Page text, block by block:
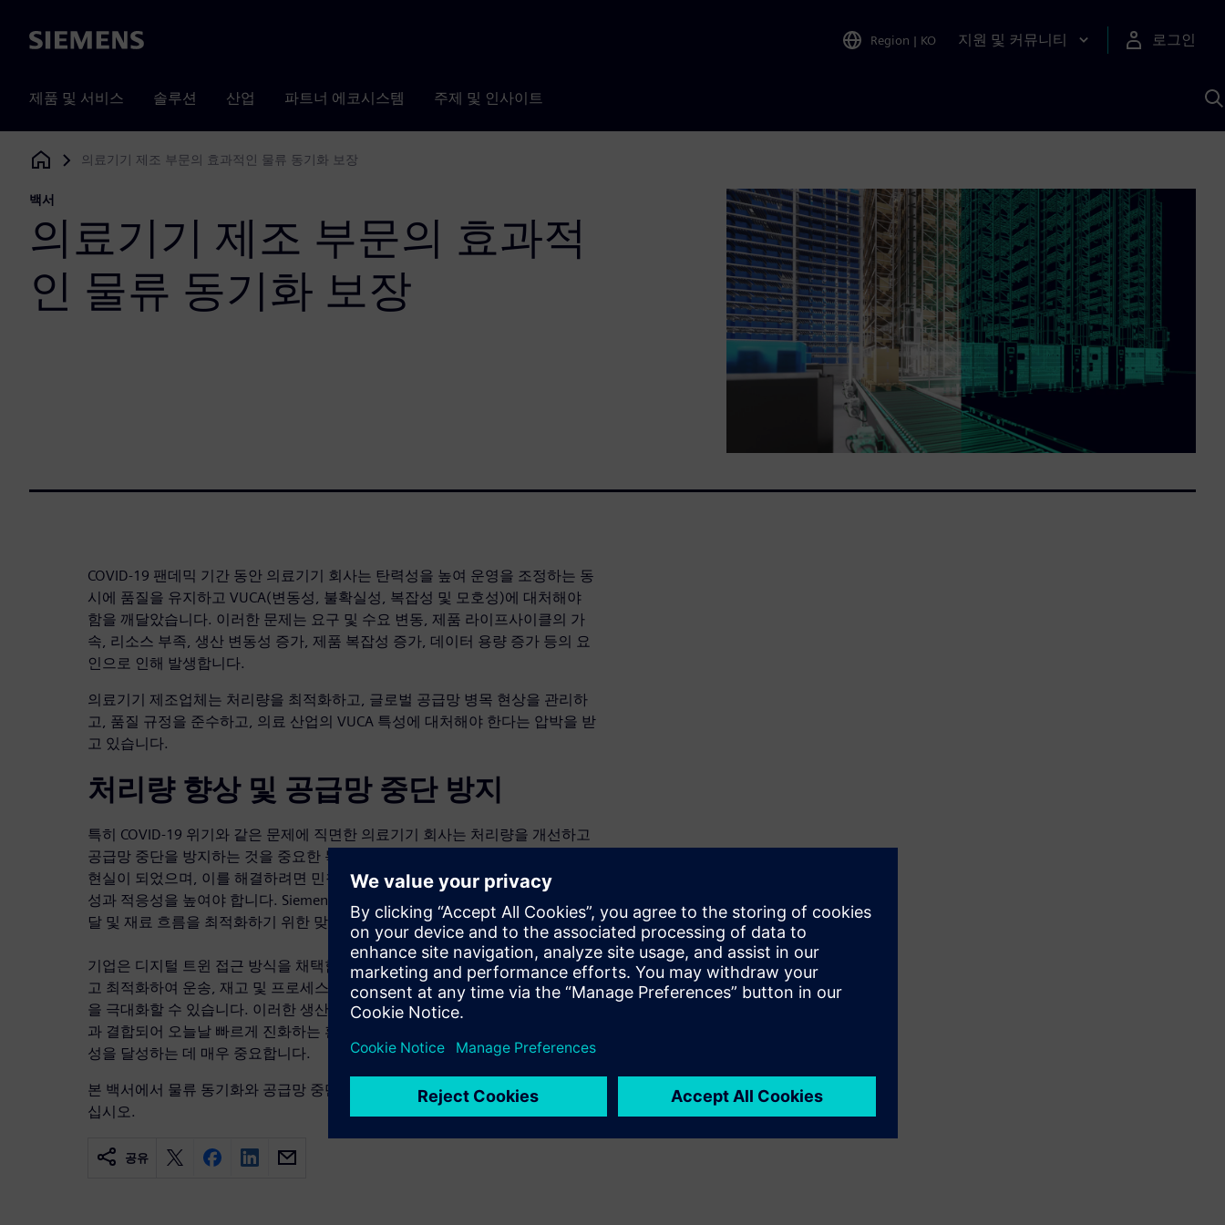
Siemens Region | KO 지원 및 커뮤니티 로그인
제품 및 서비스 솔루션 산업 파트너 에코시스템 주제 및 인사이트
Siemens Digital Industries Software
의료기기 제조 부문의 효과적인 물류 동기화 보장
백서
의료기기 제조 부문의 효과적
인 물류 동기화 보장
COVID-19 팬데믹 기간 동안 의료기기 회사는 탄력성을 높여 운영을 조정하는 동
시에 품질을 유지하고 VUCA(변동성, 불확실성, 복잡성 및 모호성)에 대처해야
함을 깨달았습니다. 이러한 문제는 요구 및 수요 변동, 제품 라이프사이클의 가
속, 리소스 부족, 생산 변동성 증가, 제품 복잡성 증가, 데이터 용량 증가 등의 요
인으로 인해 발생합니다.
의료기기 제조업체는 처리량을 최적화하고, 글로벌 공급망 병목 현상을 관리하
고, 품질 규정을 준수하고, 의료 산업의 VUCA 특성에 대처해야 한다는 압박을 받
고 있습니다.
처리량 향상 및 공급망 중단 방지
특히 COVID-19 위기와 같은 문제에 직면한 의료기기 회사는 처리량을 개선하고
공급망 중단을 방지하는 것을 중요한 목표로 삼고 있습니다. VUCA는 본질적인
현실이 되었으며, 이를 해결하려면 민첩한 전략과 통합 솔루션을 사용하여 탄력
성과 적응성을 높여야 합니다. Siemens Digital Logistics는 내부 및 외부 물류, 조
달 및 재료 흐름을 최적화하기 위한 맞춤형 소프트웨어 솔루션을 제공합니다.
기업은 디지털 트윈 접근 방식을 채택함으로써 공급망 프로세스를 시뮬레이션하
고 최적화하여 운송, 재고 및 프로세스 비용 간의 균형을 유지하는 동시에 용량
을 극대화할 수 있습니다. 이러한 생산 및 물류의 동기화는 엔드 투 엔드 가시성
과 결합되어 오늘날 빠르게 진화하는 환경에서 불확실성에 대응하고 운영 우수
성을 달성하는 데 매우 중요합니다.
본 백서에서 물류 동기화와 공급망 중단을 방지하는 방법에 대해 자세히 알아보
십시오.
공유